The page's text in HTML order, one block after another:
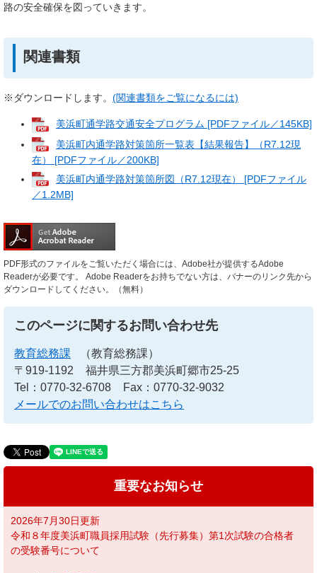
路の安全確保を図っていきます。
関連書類
※ダウンロードします。 (関連書類をご覧になるには)
美浜町通学路交通安全プログラム [PDFファイル／145KB]
美浜町内通学路対策箇所一覧表【結果報告】（R7.12現
在） [PDFファイル／200KB]
美浜町内通学路対策箇所図（R7.12現在） [PDFファイル
／1.2MB]
PDF形式のファイルをご覧いただく場合には、Adobe社が提供するAdobe
Readerが必要です。
Adobe Readerをお持ちでない方は、バナーのリンク先から
ダウンロードしてください。（無料）
このページに関するお問い合わせ先
教育総務課
（教育総務課）
〒919-1192
福井県三方郡美浜町郷市25-25
Tel：0770-32-6708
Fax：0770-32-9032
メールでのお問い合わせはこちら
重要なお知らせ
2026年7月30日更新
令和８年度美浜町職員採用試験（先行募集）第1次試験の合格者
の受験番号について